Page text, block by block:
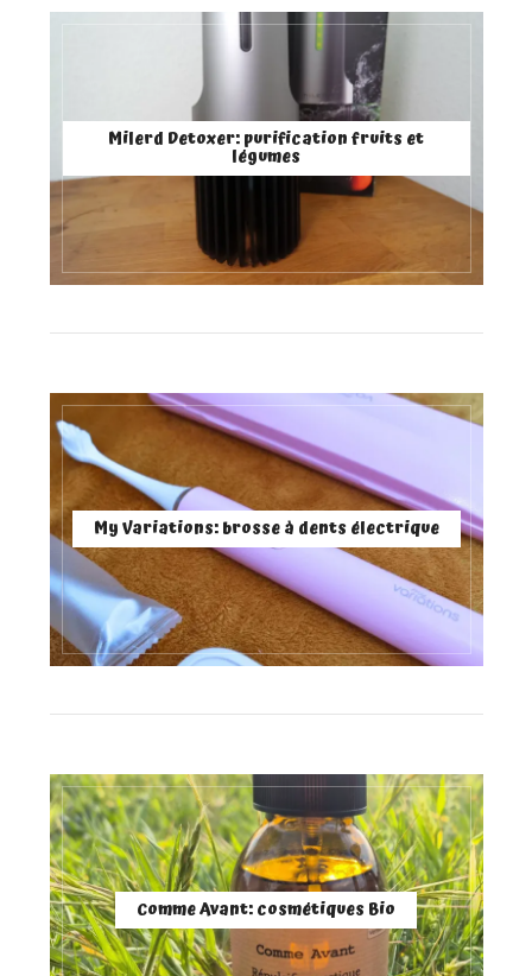
Milerd Detoxer: purification fruits et
légumes
My Variations: brosse à dents électrique
Comme Avant: cosmétiques Bio